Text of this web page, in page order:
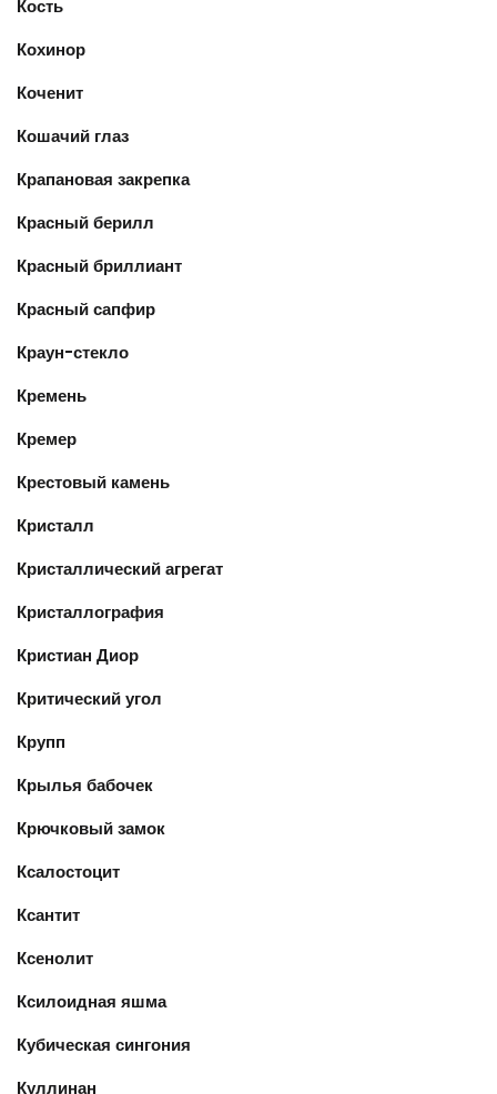
Кость
Кохинор
Коченит
Кошачий глаз
Крапановая закрепка
Красный берилл
Красный бриллиант
Красный сапфир
Краун-стекло
Кремень
Кремер
Крестовый камень
Кристалл
Кристаллический агрегат
Кристаллография
Кристиан Диор
Критический угол
Крупп
Крылья бабочек
Крючковый замок
Ксалостоцит
Ксантит
Ксенолит
Ксилоидная яшма
Кубическая сингония
Куллинан